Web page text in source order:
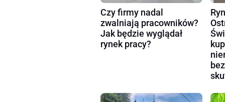
Czy firmy nadal
zwalniają pracowników?
Jak będzie wyglądał
rynek pracy?